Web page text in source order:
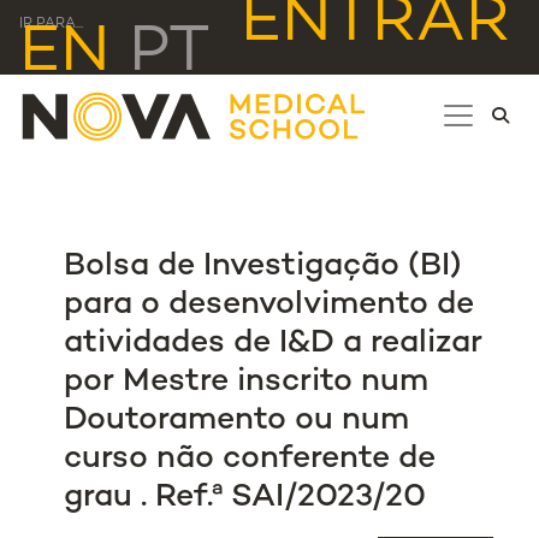
IR PARA... ENTRAR
EN PT
Bolsa de Investigação (BI)
para o desenvolvimento de
atividades de I&D a realizar
por Mestre inscrito num
Doutoramento ou num
curso não conferente de
grau . Ref.ª SAI/2023/20